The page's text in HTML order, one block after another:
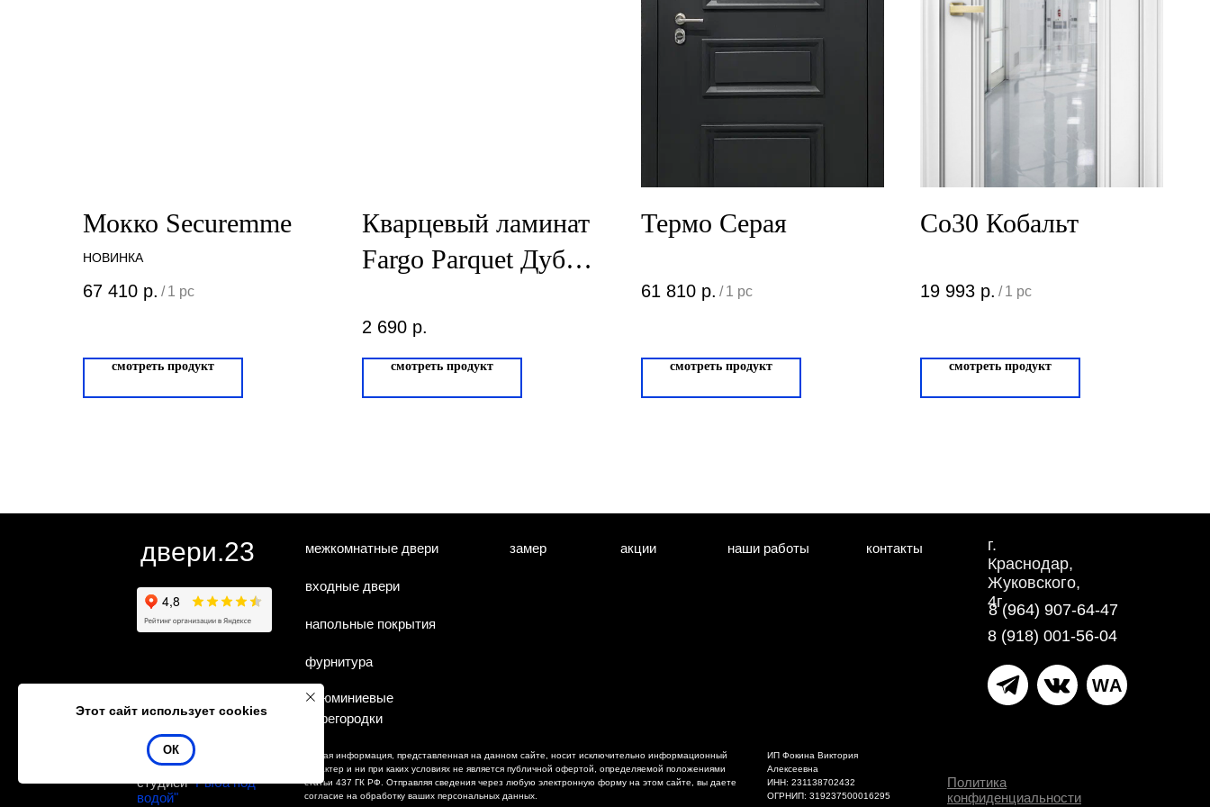
Этот сайт использует cookies
ОК
Мокко Securemme
НОВИНКА
67 410 р. / 1 pc
смотреть продукт
Кварцевый ламинат
Fargo Parquet Дуб
33-81996-14 4/0.5мм
2 690 р.
смотреть продукт
Термо Серая
61 810 р. / 1 pc
смотреть продукт
Co30 Кобальт
19 993 р. / 1 pc
смотреть продукт
двери.23
напольные покрытия
межкомнатные двери
входные двери
фурнитура
замер акции наши работы контакты
г.
Краснодар,
Жуковского,
4г
8 (918) 001-56-04
Политика
конфиденциальности
Сайт сделан
студией"Рыба под
водой"
8 (964) 907-64-47
WA
алюминиевые
перегородки
Любая информация, представленная на данном сайте, носит исключительно информационный
характер и ни при каких условиях не является публичной офертой, определяемой положениями
статьи 437 ГК РФ. Отправляя сведения через любую электронную форму на этом сайте, вы даете
согласие на обработку ваших персональных данных.
ИП Фокина Виктория
Алексеевна
ИНН: 231138702432
ОГРНИП: 319237500016295